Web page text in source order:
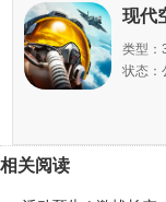
现代
类型：
状态：
相关阅读